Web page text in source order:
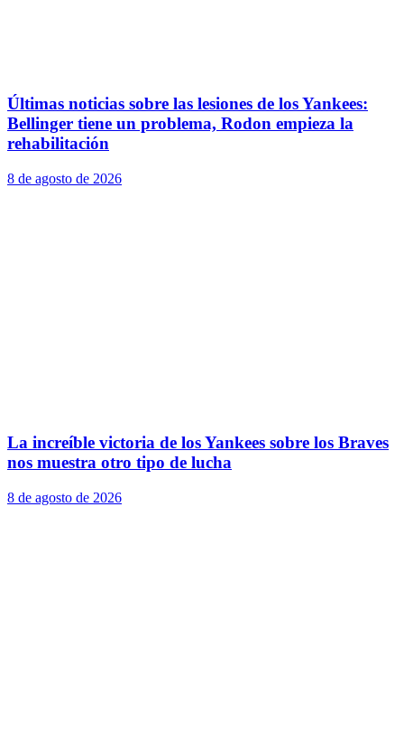
Últimas noticias sobre las lesiones de los Yankees:
Bellinger tiene un problema, Rodon empieza la
rehabilitación
8 de agosto de 2026
La increíble victoria de los Yankees sobre los Braves
nos muestra otro tipo de lucha
8 de agosto de 2026